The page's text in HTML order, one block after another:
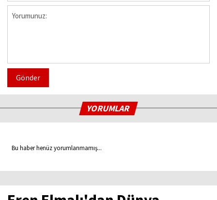
Gönder
YORUMLAR
Bu haber henüz yorumlanmamış...